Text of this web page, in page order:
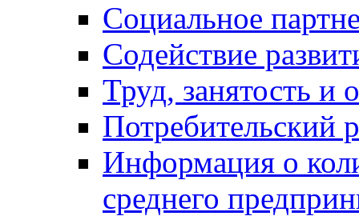
Социальное
Содействие
Труд, занятость и
Потребительский
Информация о
среднего